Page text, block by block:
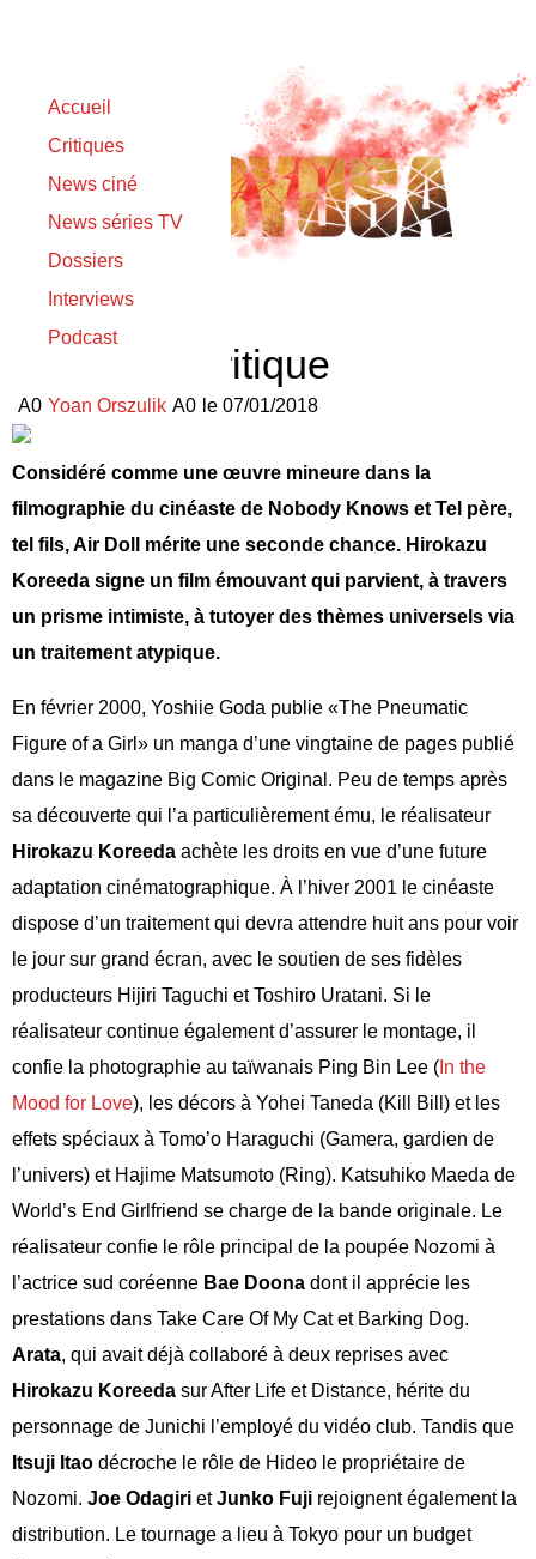
Accueil
Critiques
News ciné
News séries TV
Dossiers
Interviews
Podcast
Air Doll – Critique
Yoan Orszulik le 07/01/2018
Considéré comme une œuvre mineure dans la
filmographie du cinéaste de Nobody Knows et Tel père,
tel fils, Air Doll mérite une seconde chance. Hirokazu
Koreeda signe un film émouvant qui parvient, à travers
un prisme intimiste, à tutoyer des thèmes universels via
un traitement atypique.
En février 2000, Yoshiie Goda publie «The Pneumatic
Figure of a Girl» un manga d’une vingtaine de pages publié
dans le magazine Big Comic Original. Peu de temps après
sa découverte qui l’a particulièrement ému, le réalisateur
Hirokazu Koreeda achète les droits en vue d’une future
adaptation cinématographique. À l’hiver 2001 le cinéaste
dispose d’un traitement qui devra attendre huit ans pour voir
le jour sur grand écran, avec le soutien de ses fidèles
producteurs Hijiri Taguchi et Toshiro Uratani. Si le
réalisateur continue également d’assurer le montage, il
confie la photographie au taïwanais Ping Bin Lee ( In the
Mood for Love), les décors à Yohei Taneda (Kill Bill) et les
effets spéciaux à Tomo’o Haraguchi (Gamera, gardien de
l’univers) et Hajime Matsumoto (Ring). Katsuhiko Maeda de
World’s End Girlfriend se charge de la bande originale. Le
réalisateur confie le rôle principal de la poupée Nozomi à
l’actrice sud coréenne Bae Doona dont il apprécie les
prestations dans Take Care Of My Cat et Barking Dog.
Arata, qui avait déjà collaboré à deux reprises avec
Hirokazu Koreeda sur After Life et Distance, hérite du
personnage de Junichi l’employé du vidéo club. Tandis que
Itsuji Itao décroche le rôle de Hideo le propriétaire de
Nozomi. Joe Odagiri etJunko Fuji rejoignent également la
distribution. Le tournage a lieu à Tokyo pour un budget